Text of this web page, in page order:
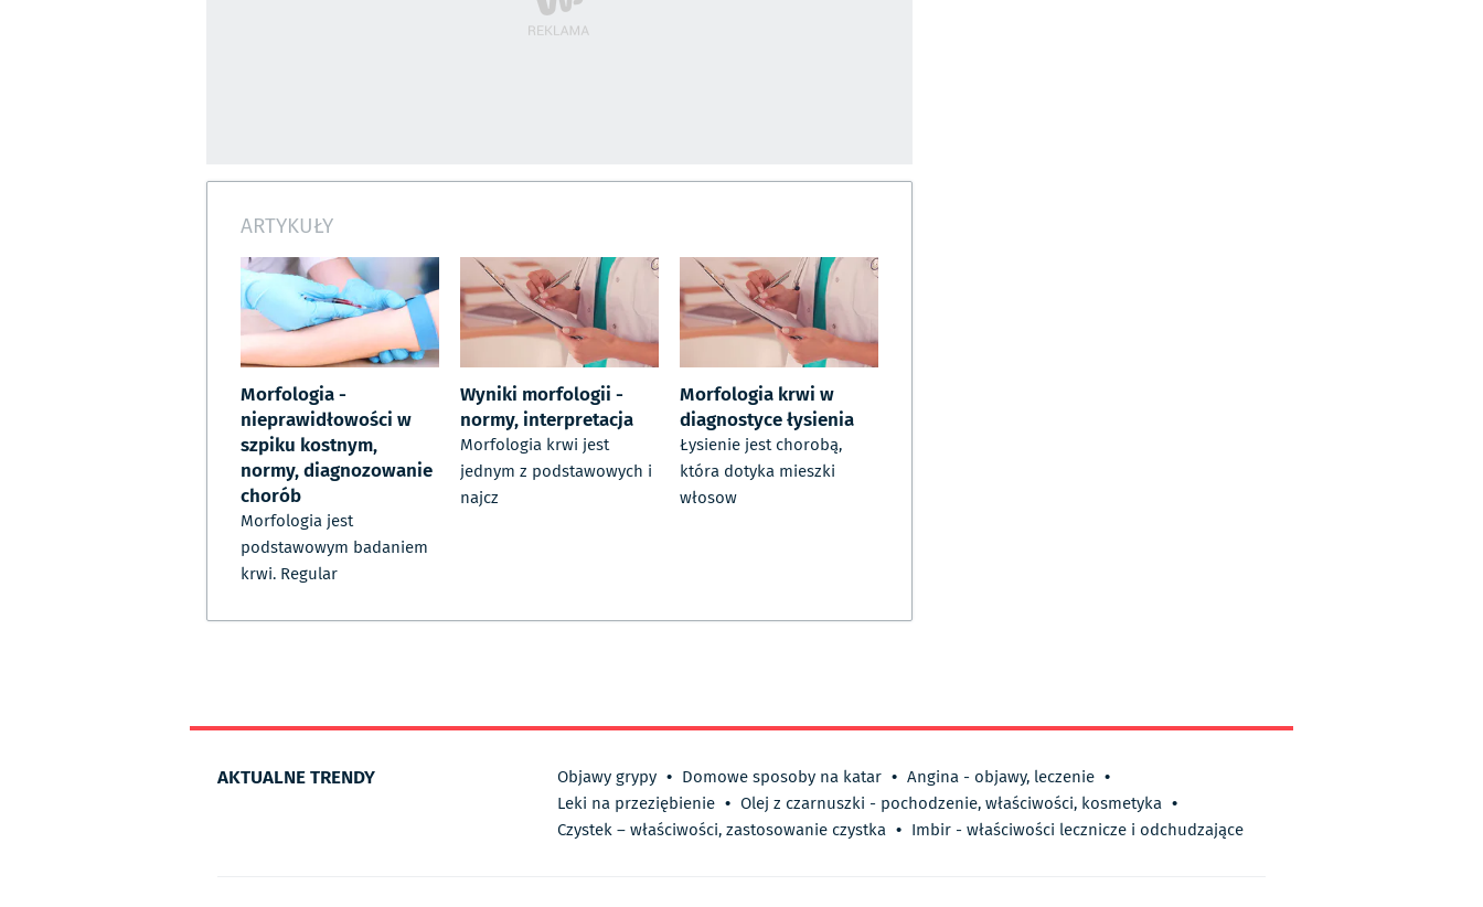
ARTYKUŁY
Morfologia -
nieprawidłowości w
szpiku kostnym,
normy, diagnozowanie
chorób
Morfologia jest
podstawowym badaniem
krwi. Regular
Wyniki morfologii -
normy, interpretacja
Morfologia krwi jest
jednym z podstawowych i
najcz
Morfologia krwi w
diagnostyce łysienia
Łysienie jest chorobą,
która dotyka mieszki
włosow
AKTUALNE TRENDY Objawy grypy • Domowe sposoby na katar • Angina - objawy, leczenie •
Leki na przeziębienie • Olej z czarnuszki - pochodzenie, właściwości, kosmetyka •
Czystek – właściwości, zastosowanie czystka • Imbir - właściwości lecznicze i odchudzające